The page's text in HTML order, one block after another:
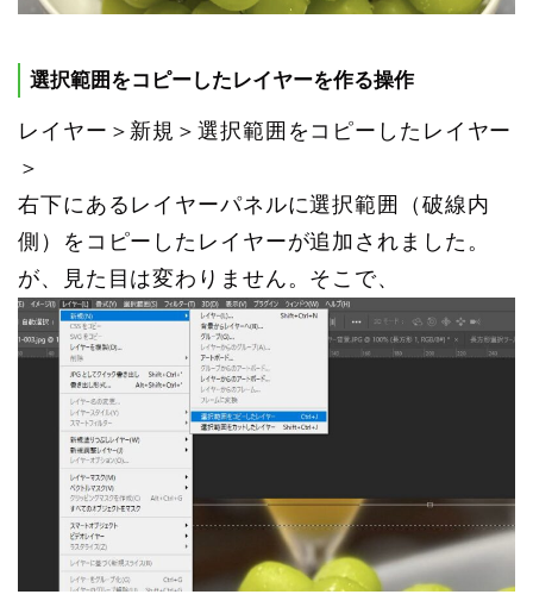
選択範囲をコピーしたレイヤーを作る操作
レイヤー＞新規＞選択範囲をコピーしたレイヤー
＞
右下にあるレイヤーパネルに選択範囲（破線内
側）をコピーしたレイヤーが追加されました。
が、見た目は変わりません。そこで、